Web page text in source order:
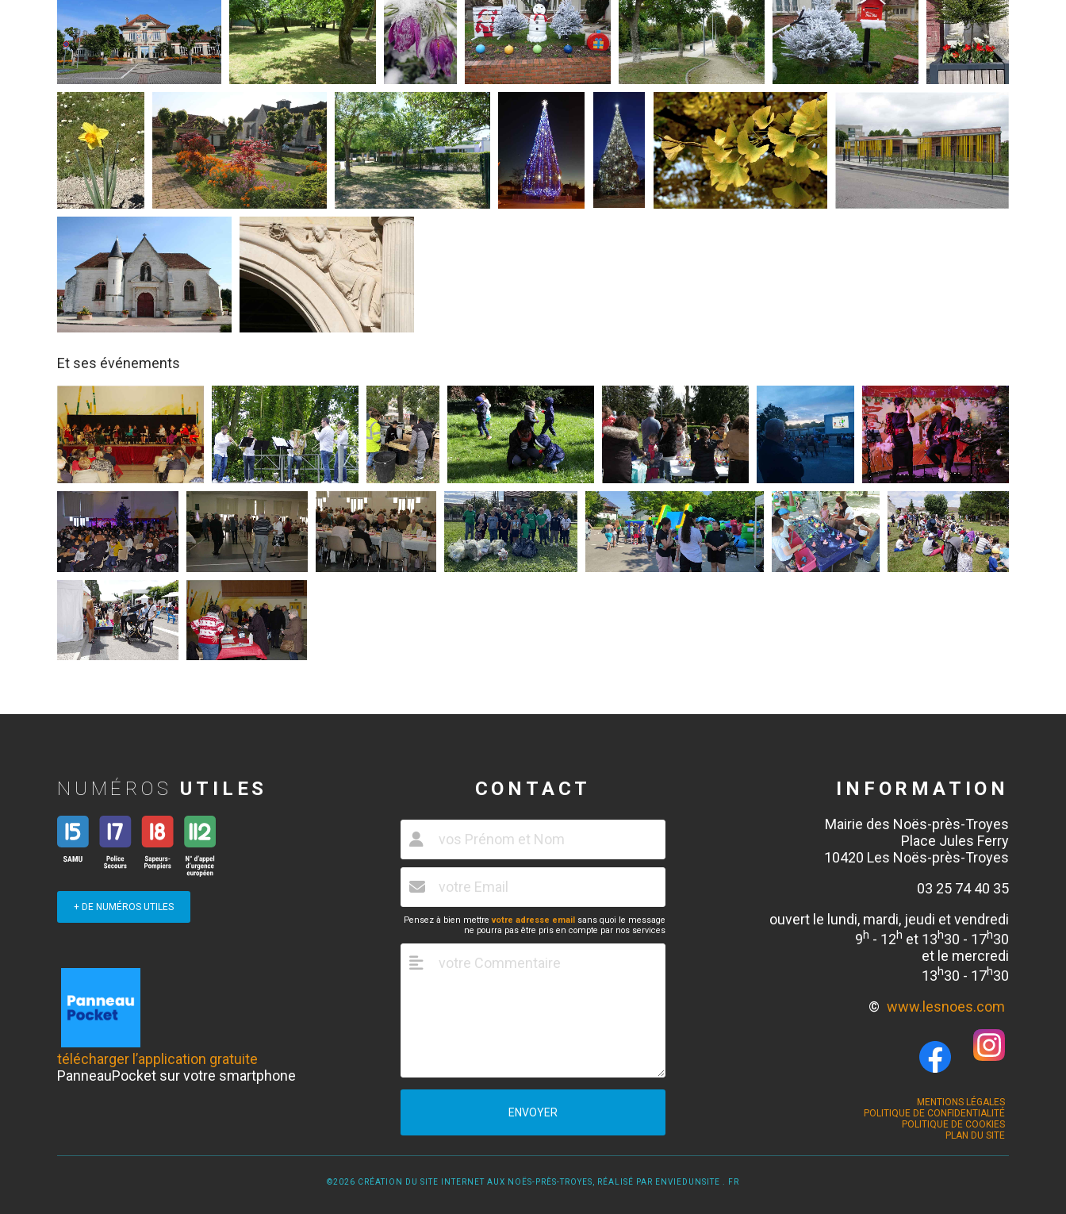
Et ses événements
NUMÉROS UTILES
+ DE NUMÉROS UTILES
télécharger l’application gratuite
PanneauPocket sur votre smartphone
CONTACT
Pensez à bien mettrevotre adresse email sans quoi le message
ne pourra pas être pris en compte par nos services
ENVOYER
INFORMATION
Mairie des Noës-près-Troyes
Place Jules Ferry
10420 Les Noës-près-Troyes
03 25 74 40 35
ouvert le lundi, mardi, jeudi et vendredi
9h - 12h et 13h30 - 17h30
et le mercredi
13h30 - 17h30
© www.lesnoes.com
MENTIONS LÉGALES
POLITIQUE DE CONFIDENTIALITÉ
POLITIQUE DE COOKIES
PLAN DU SITE
©2026 CRÉATION DU SITE INTERNET AUX NOËS-PRÈS-TROYES, RÉALISÉ PAR ENVIEDUNSITE . FR